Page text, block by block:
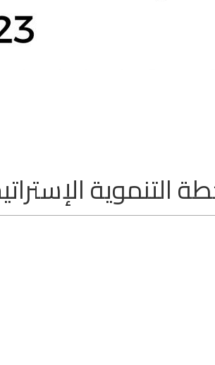
الإستراتيجية